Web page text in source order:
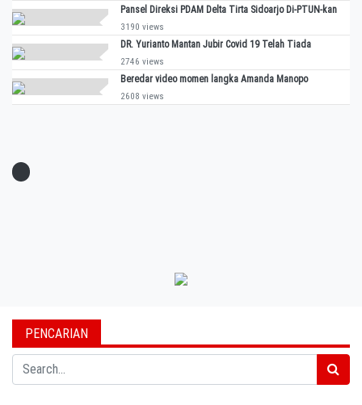
Pansel Direksi PDAM Delta Tirta Sidoarjo Di-PTUN-kan
3190 views
DR. Yurianto Mantan Jubir Covid 19 Telah Tiada
2746 views
Beredar video momen langka Amanda Manopo
2608 views
PENCARIAN
Search